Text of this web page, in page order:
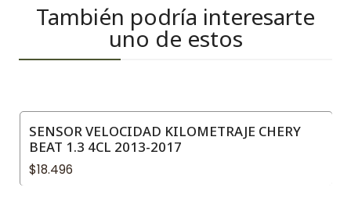
También podría interesarte
uno de estos
SENSOR VELOCIDAD KILOMETRAJE CHERY
BEAT 1.3 4CL 2013-2017
$18.496